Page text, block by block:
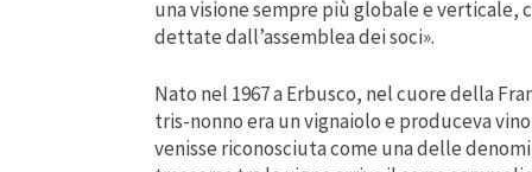
una visione sempre più globale e verticale,
dettate dall’assemblea dei soci».
Nato nel 1967 a Erbusco, nel cuore della
tris-nonno era un vignaiolo e produceva
venisse riconosciuta come una delle